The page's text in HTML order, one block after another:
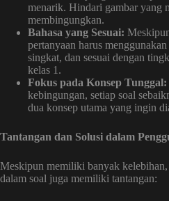
menarik. Hindari gambar yang
membingungkan.
Bahasa yang Sesuai:
pertanyaan harus
singkat, dan sesuai dengan
kelas 1.
Fokus pada Konsep Tunggal:
kebingungan, setiap soal
dua konsep utama yang ingin
Tantangan dan Solusi dalam
Meskipun memiliki banyak kelebihan,
dalam soal juga memiliki tantangan: